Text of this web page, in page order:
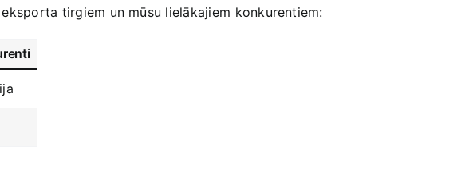
tirgiem un mūsu lielākajiem ⁢konkurentiem: